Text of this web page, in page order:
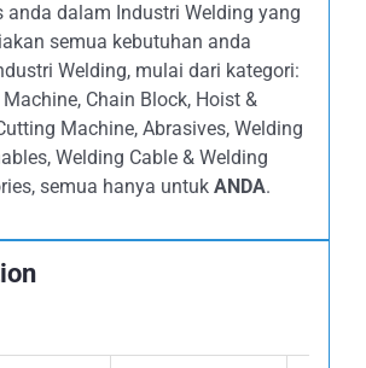
anda dalam Industri Welding yang
semua kebutuhan anda
Welding, mulai dari kategori:
Chain Block, Hoist &
Machine, Abrasives, Welding
Welding Cable & Welding
semua hanya untuk ANDA.